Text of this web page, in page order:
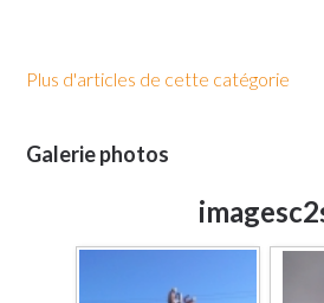
Plus d'articles de cette catégorie
Galerie photos